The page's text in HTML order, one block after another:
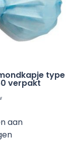
type
verpakt
aan